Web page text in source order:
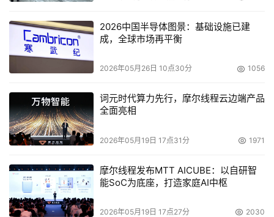
2026中国半导体图景：基础设施已建
成，全球市场再平衡
2026年05月26日 10点30分 1056
词元时代算力先行，摩尔线程云边端产品
全面亮相
2026年05月19日 17点31分 1971
摩尔线程发布MTT AICUBE：以自研智
能SoC为底座，打造家庭AI中枢
2026年05月19日 17点27分 2030